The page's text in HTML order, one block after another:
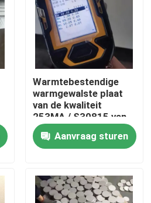
Warmtebestendige
warmgewalste plaat
van de kwaliteit
253MA / S30815 van
roestvrij staal
Aanvraag sturen